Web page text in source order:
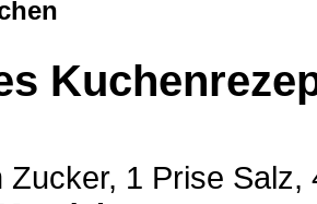
Zucker, 1 Prise